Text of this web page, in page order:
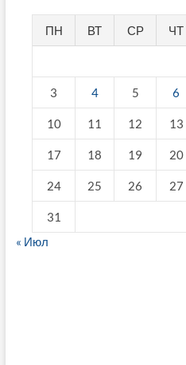
ПН ВТ СР ЧТ
3 4 5 6
10 11 12 13
17 18 19 20
24 25 26 27
31
« Июл